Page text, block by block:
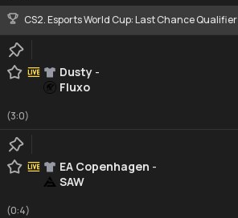
CS2. Esports World Cup: Last Chance Qualifier
Dusty -
Fluxo
(3:0)
EA Copenhagen -
SAW
(0:4)